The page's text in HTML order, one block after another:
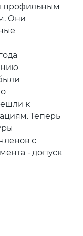
профильным
Они
к
Теперь
с
- допуск